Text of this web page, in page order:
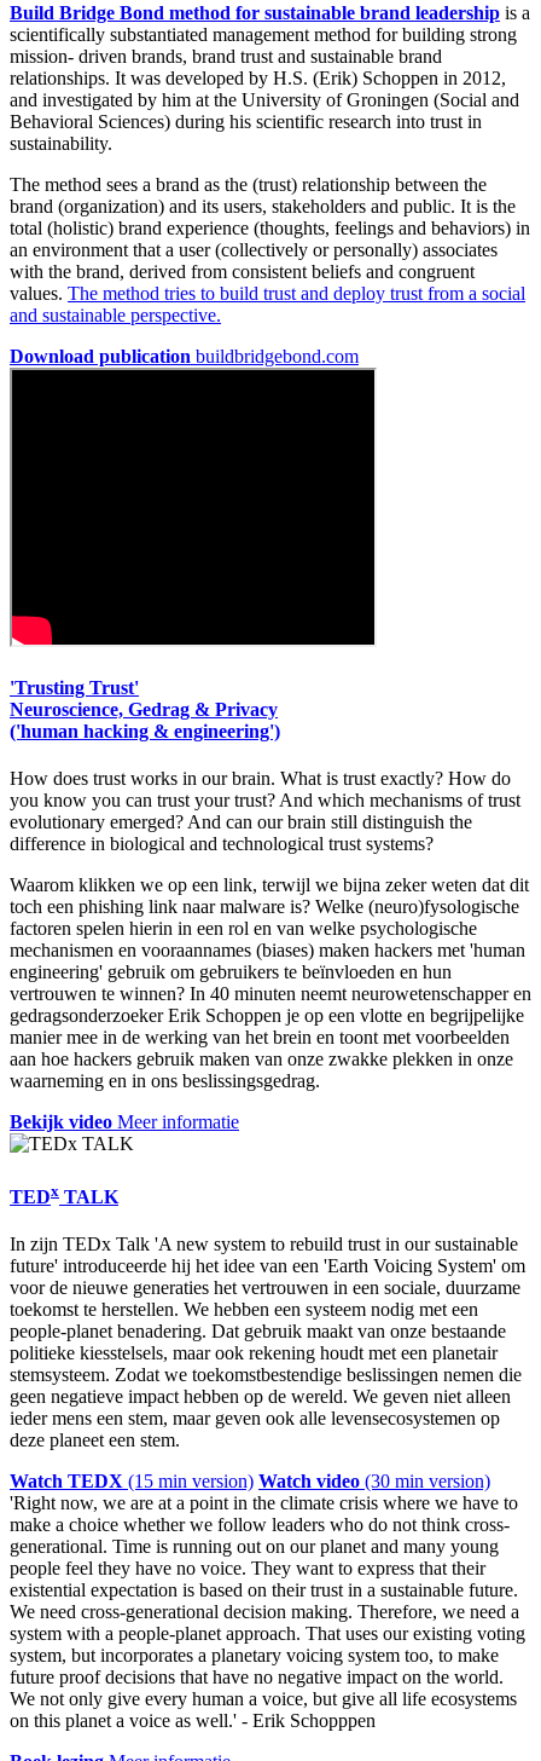
Build Bridge Bond method for sustainable brand leadership is a
scientifically substantiated management method for building strong
mission- driven brands, brand trust and sustainable brand
relationships. It was developed by H.S. (Erik) Schoppen in 2012,
and investigated by him at the University of Groningen (Social and
Behavioral Sciences) during his scientific research into trust in
sustainability.
The method sees a brand as the (trust) relationship between the
brand (organization) and its users, stakeholders and public. It is the
total (holistic) brand experience (thoughts, feelings and behaviors) in
an environment that a user (collectively or personally) associates
with the brand, derived from consistent beliefs and congruent
values. The method tries to build trust and deploy trust from a social
and sustainable perspective.
Download publication buildbridgebond.com
'Trusting Trust'
Neuroscience, Gedrag & Privacy
('human hacking & engineering')
How does trust works in our brain. What is trust exactly? How do
you know you can trust your trust? And which mechanisms of trust
evolutionary emerged? And can our brain still distinguish the
difference in biological and technological trust systems?
Waarom klikken we op een link, terwijl we bijna zeker weten dat dit
toch een phishing link naar malware is? Welke (neuro)fysologische
factoren spelen hierin in een rol en van welke psychologische
mechanismen en vooraannames (biases) maken hackers met 'human
engineering' gebruik om gebruikers te beïnvloeden en hun
vertrouwen te winnen? In 40 minuten neemt neurowetenschapper en
gedragsonderzoeker Erik Schoppen je op een vlotte en begrijpelijke
manier mee in de werking van het brein en toont met voorbeelden
aan hoe hackers gebruik maken van onze zwakke plekken in onze
waarneming en in ons beslissingsgedrag.
Bekijk video Meer informatie
TEDx TALK
In zijn TEDx Talk 'A new system to rebuild trust in our sustainable
future' introduceerde hij het idee van een 'Earth Voicing System' om
voor de nieuwe generaties het vertrouwen in een sociale, duurzame
toekomst te herstellen. We hebben een systeem nodig met een
people-planet benadering. Dat gebruik maakt van onze bestaande
politieke kiesstelsels, maar ook rekening houdt met een planetair
stemsysteem. Zodat we toekomstbestendige beslissingen nemen die
geen negatieve impact hebben op de wereld. We geven niet alleen
ieder mens een stem, maar geven ook alle levensecosystemen op
deze planeet een stem.
Watch TEDX (15 min version) Watch video (30 min version)
'Right now, we are at a point in the climate crisis where we have to
make a choice whether we follow leaders who do not think cross-
generational. Time is running out on our planet and many young
people feel they have no voice. They want to express that their
existential expectation is based on their trust in a sustainable future.
We need cross-generational decision making. Therefore, we need a
system with a people-planet approach. That uses our existing voting
system, but incorporates a planetary voicing system too, to make
future proof decisions that have no negative impact on the world.
We not only give every human a voice, but give all life ecosystems
on this planet a voice as well.' - Erik Schopppen